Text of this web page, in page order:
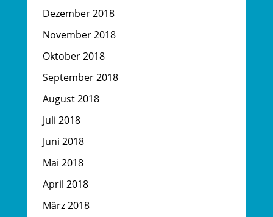
Dezember 2018
November 2018
Oktober 2018
September 2018
August 2018
Juli 2018
Juni 2018
Mai 2018
April 2018
März 2018